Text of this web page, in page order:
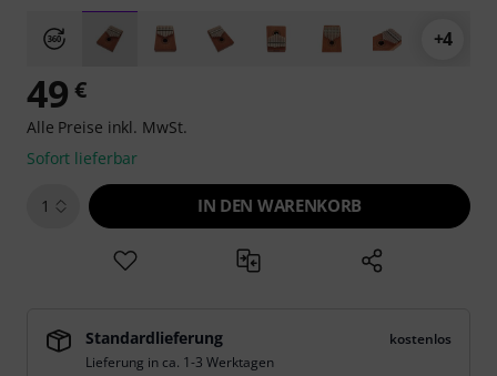
+4
49 €
Alle Preise inkl. MwSt.
Sofort lieferbar
1 IN DEN WARENKORB
Standardlieferung
kostenlos
Lieferung in ca. 1-3 Werktagen